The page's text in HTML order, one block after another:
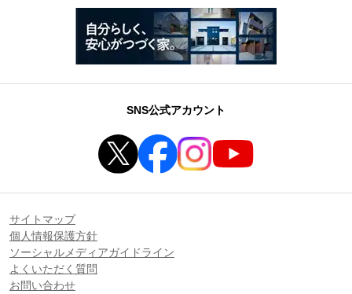
SNS公式アカウント
サイトマップ
個人情報保護方針
ソーシャルメディアガイドライン
よくいただく質問
お問い合わせ